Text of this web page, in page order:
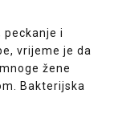
peckanje i
vrijeme je da
žene
Bakterijska